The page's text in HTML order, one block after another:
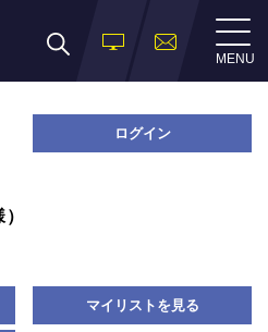
MENU
ログイン
マイリストを見る